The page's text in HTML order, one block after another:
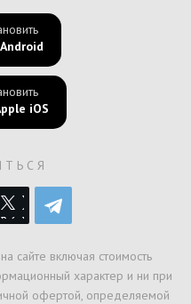
Android
iOS
сайте включая стоимость
характер и ни при
офертой, определяемой